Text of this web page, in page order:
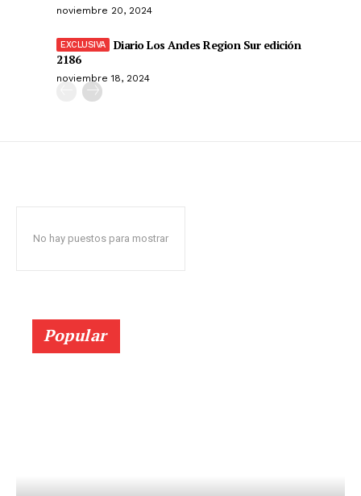
noviembre 20, 2024
Diario Los Andes Region Sur edición
2186
noviembre 18, 2024
No hay puestos para mostrar
Popular